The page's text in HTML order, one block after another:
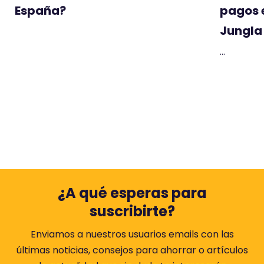
España?
pagos
...
¿A qué esperas para
suscribirte?
Enviamos a nuestros usuarios emails con las
últimas noticias, consejos para ahorrar o artículos